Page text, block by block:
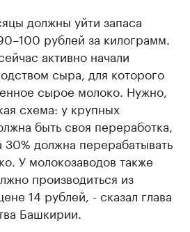
должны уйти запаса
рублей за килограмм.
активно начали
сыра, для которого
сырое молоко. Нужно,
схема: у крупных
быть своя переработка,
30% должна перерабатывать
У молокозаводов также
производиться из
14 рублей, - сказал глава
Башкирии.